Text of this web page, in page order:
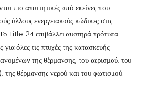
πιο απαιτητικές από εκείνες που
άλλους ενεργειακούς κώδικες στις
Title 24 επιβάλλει αυστηρά πρότυπα
για όλες τις πτυχές της κατασκευής
της θέρμανσης, του αερισμού, του
θέρμανσης νερού και του φωτισμού.